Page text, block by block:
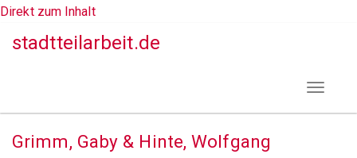
Direkt zum Inhalt
stadtteilarbeit.de
Toggle
Grimm, Gaby & Hinte, Wolfgang